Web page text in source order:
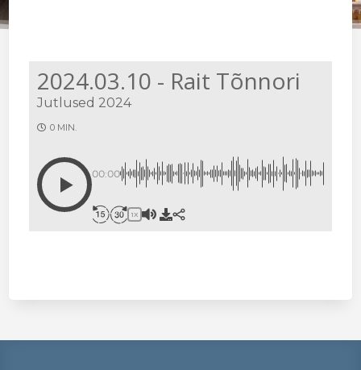
2024.03.10 - Rait Tõnnori
Jutlused 2024
0 MIN.
00:00
1X